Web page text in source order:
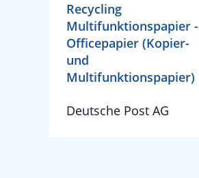
Recycling
Multifunktionspapier -
Officepapier (Kopier-
und
Multifunktionspapier)
Deutsche Post AG